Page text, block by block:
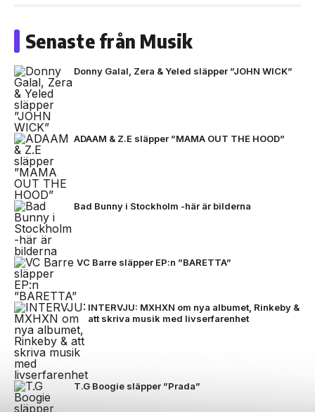
Senaste från Musik
Donny Galal, Zera & Yeled släpper ”JOHN WICK”
ADAAM & Z.E släpper ”MAMA OUT THE HOOD”
Bad Bunny i Stockholm -här är bilderna
VC Barre släpper EP:n ”BARETTA”
INTERVJU: MXHXN om nya albumet, Rinkeby &
att skriva musik med livserfarenhet
T.G Boogie släpper ”Prada”